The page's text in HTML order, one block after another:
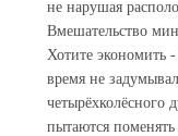
не нарушая
Вмешательство
Хотите экономить
время не
четырёхколёсного
пытаются